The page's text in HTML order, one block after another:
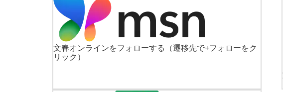
文春オンラインをフォローする
（遷移先で+フォローをク
リック）